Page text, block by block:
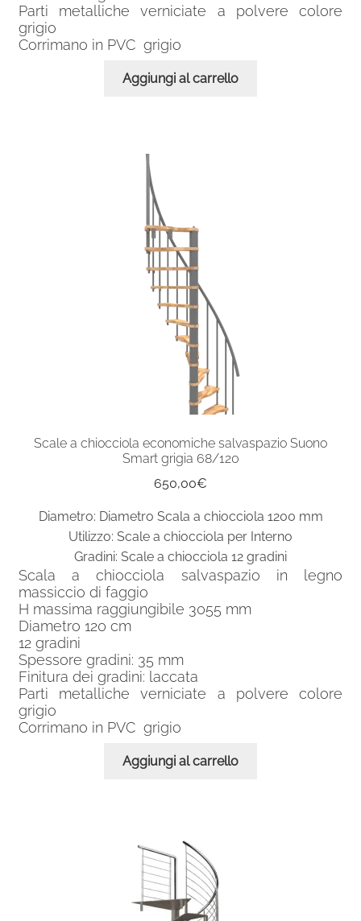
Parti metalliche verniciate a polvere colore
grigio
Corrimano in PVC grigio
Aggiungi al carrello
Scale a chiocciola economiche salvaspazio Suono
Smart grigia 68/120
650,00€
Diametro: Diametro Scala a chiocciola 1200 mm
Utilizzo: Scale a chiocciola per Interno
Gradini: Scale a chiocciola 12 gradini
Scala a chiocciola salvaspazio in legno
massiccio di faggio
H massima raggiungibile 3055 mm
Diametro 120 cm
12 gradini
Spessore gradini: 35 mm
Finitura dei gradini: laccata
Parti metalliche verniciate a polvere colore
grigio
Corrimano in PVC grigio
Aggiungi al carrello